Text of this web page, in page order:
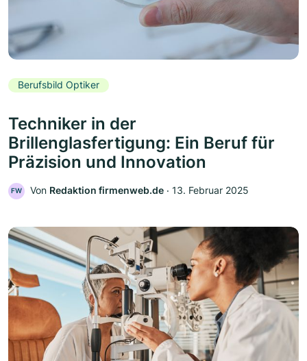
Berufsbild Optiker
Techniker in der
Brillenglasfertigung: Ein Beruf für
Präzision und Innovation
FW Von Redaktion firmenweb.de ‧ 13. Februar 2025